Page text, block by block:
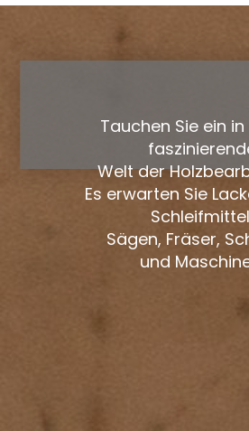
Tauchen Sie ein
Welt der
Es erwarten Sie
Sägen, Fräser,
und